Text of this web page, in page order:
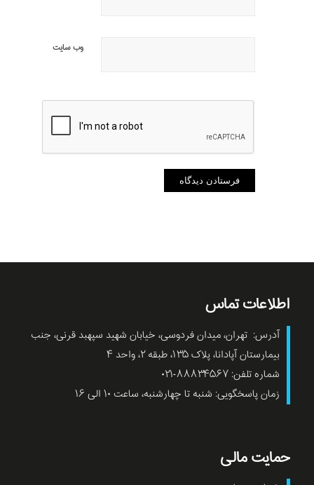
وب‌ سایت
اطلاعات تماس
آدرس: تهران، میدان فردوسی، خیابان شهید سپهبد قرنی، جنب
بیمارستان آپادانا، پلاک ۱۳۵، طبقه ۲، واحد ۴
شماره تلفن: ۸۸۸۳۴۵۶۷-۰۲۱
زمان پاسخگویی: شنبه تا چهارشنبه، ساعت ۱۰ الی ۱۶
حمایت مالی